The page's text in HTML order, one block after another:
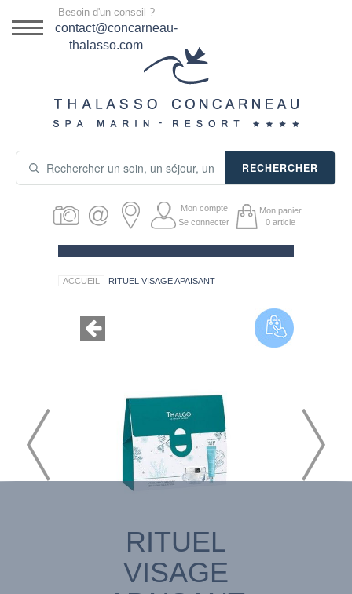
DESTINATION
SÉJOURS THALASSO
PRODUITS COSMÉTIQUES
GUIDE CADEAUX
Besoin d'un conseil ?
contact@concarneau-
thalasso.com
RECHERCHER
Mon compte
Se connecter
Mon panier
0 article
ACCUEIL RITUEL VISAGE APAISANT
RITUEL
VISAGE